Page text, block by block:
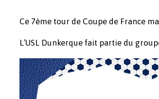
Ce 7ème tour de Coupe de France
L’USL Dunkerque fait partie du